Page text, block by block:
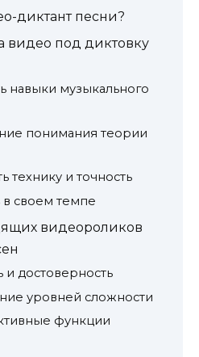
диктант песни?
видео под диктовку
навыки музыкального
понимания теории
технику и точность
в своем темпе
видеороликов
и достоверность
уровней сложности
функции